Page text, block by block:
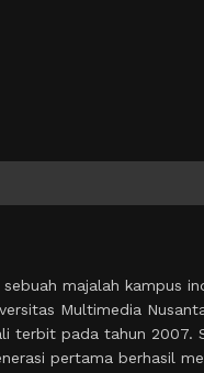
majalah kampus
Multimedia
terbit pada tahun 2007.
pertama berhasil